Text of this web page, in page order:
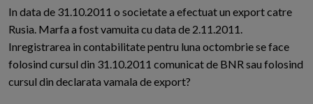
In data de 31.10.2011 o societate a efectuat un export catre
Rusia. Marfa a fost vamuita cu data de 2.11.2011.
Inregistrarea in contabilitate pentru luna octombrie se face
folosind cursul din 31.10.2011 comunicat de BNR sau folosind
cursul din declarata vamala de export?